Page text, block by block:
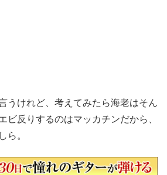
うけれど、考えてみたら海老はそん
ビ反りするのはマッカチンだから、
ら。